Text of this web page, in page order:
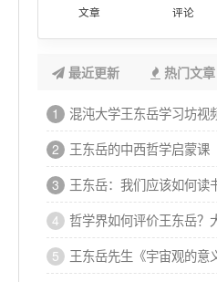
文章 评论
最近更新 热门文章
1
2
3 王东岳：我们应该如何读
4
5